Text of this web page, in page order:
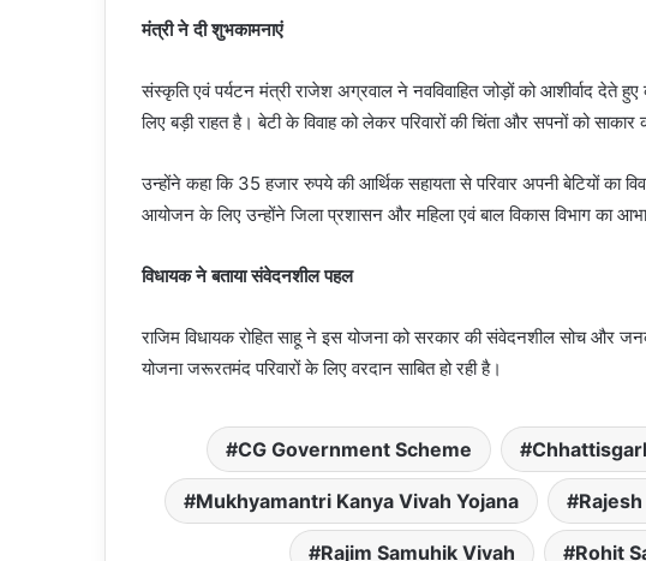
मंत्री ने दी शुभकामनाएं
संस्कृति एवं पर्यटन मंत्री राजेश अग्रवाल ने नवविवाहित जोड़ों को आशीर्वाद देते
लिए बड़ी राहत है। बेटी के विवाह को लेकर परिवारों की चिंता और सपनों को
उन्होंने कहा कि 35 हजार रुपये की आर्थिक सहायता से परिवार अपनी बेटियों का
आयोजन के लिए उन्होंने जिला प्रशासन और महिला एवं बाल विकास विभाग का
विधायक ने बताया संवेदनशील पहल
राजिम विधायक रोहित साहू ने इस योजना को सरकार की संवेदनशील सोच और
योजना जरूरतमंद परिवारों के लिए वरदान साबित हो रही है।
CG Government Scheme
Mukhyamantri Kanya Vivah Yojana
Rajim Samuhik Vivah Rohit